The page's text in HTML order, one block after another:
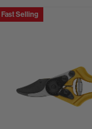
FELCO
Fast Selling